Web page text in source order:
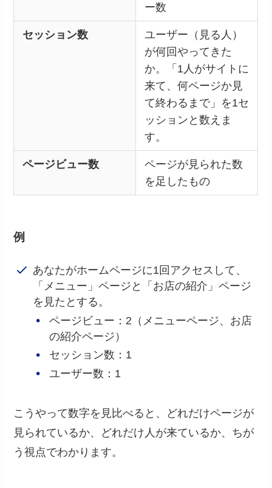
ー数
セッション数
ユーザー（見る人）
が何回やってきた
か。「1人がサイトに
来て、何ページか見
て終わるまで」を1セ
ッションと数えま
す。
ページビュー数
ページが見られた数
を足したもの
例
あなたがホームページに1回アクセスして、
「メニュー」ページと「お店の紹介」ページ
を見たとする。
ページビュー：2（メニューページ、お店
の紹介ページ）
セッション数：1
ユーザー数：1
こうやって数字を見比べると、どれだけページが
見られているか、どれだけ人が来ているか、ちが
う視点でわかります。